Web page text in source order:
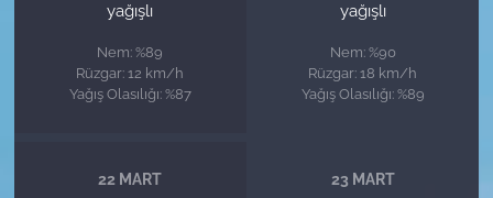
yağışlı
Nem: %89
Rüzgar: 12 km/h
Yağış Olasılığı: %87
yağışlı
Nem: %90
Rüzgar: 18 km/h
Yağış Olasılığı: %89
22 MART 23 MART